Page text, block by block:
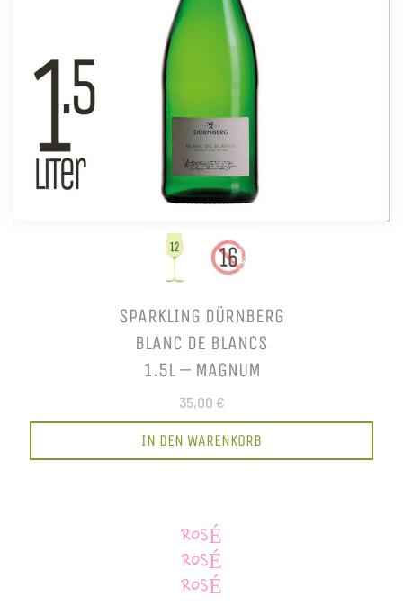
SPARKLING DÜRNBERG
BLANC DE BLANCS
1.5L – MAGNUM
35,00 €
IN DEN WARENKORB
ROSÉ
ROSÉ
ROSÉ